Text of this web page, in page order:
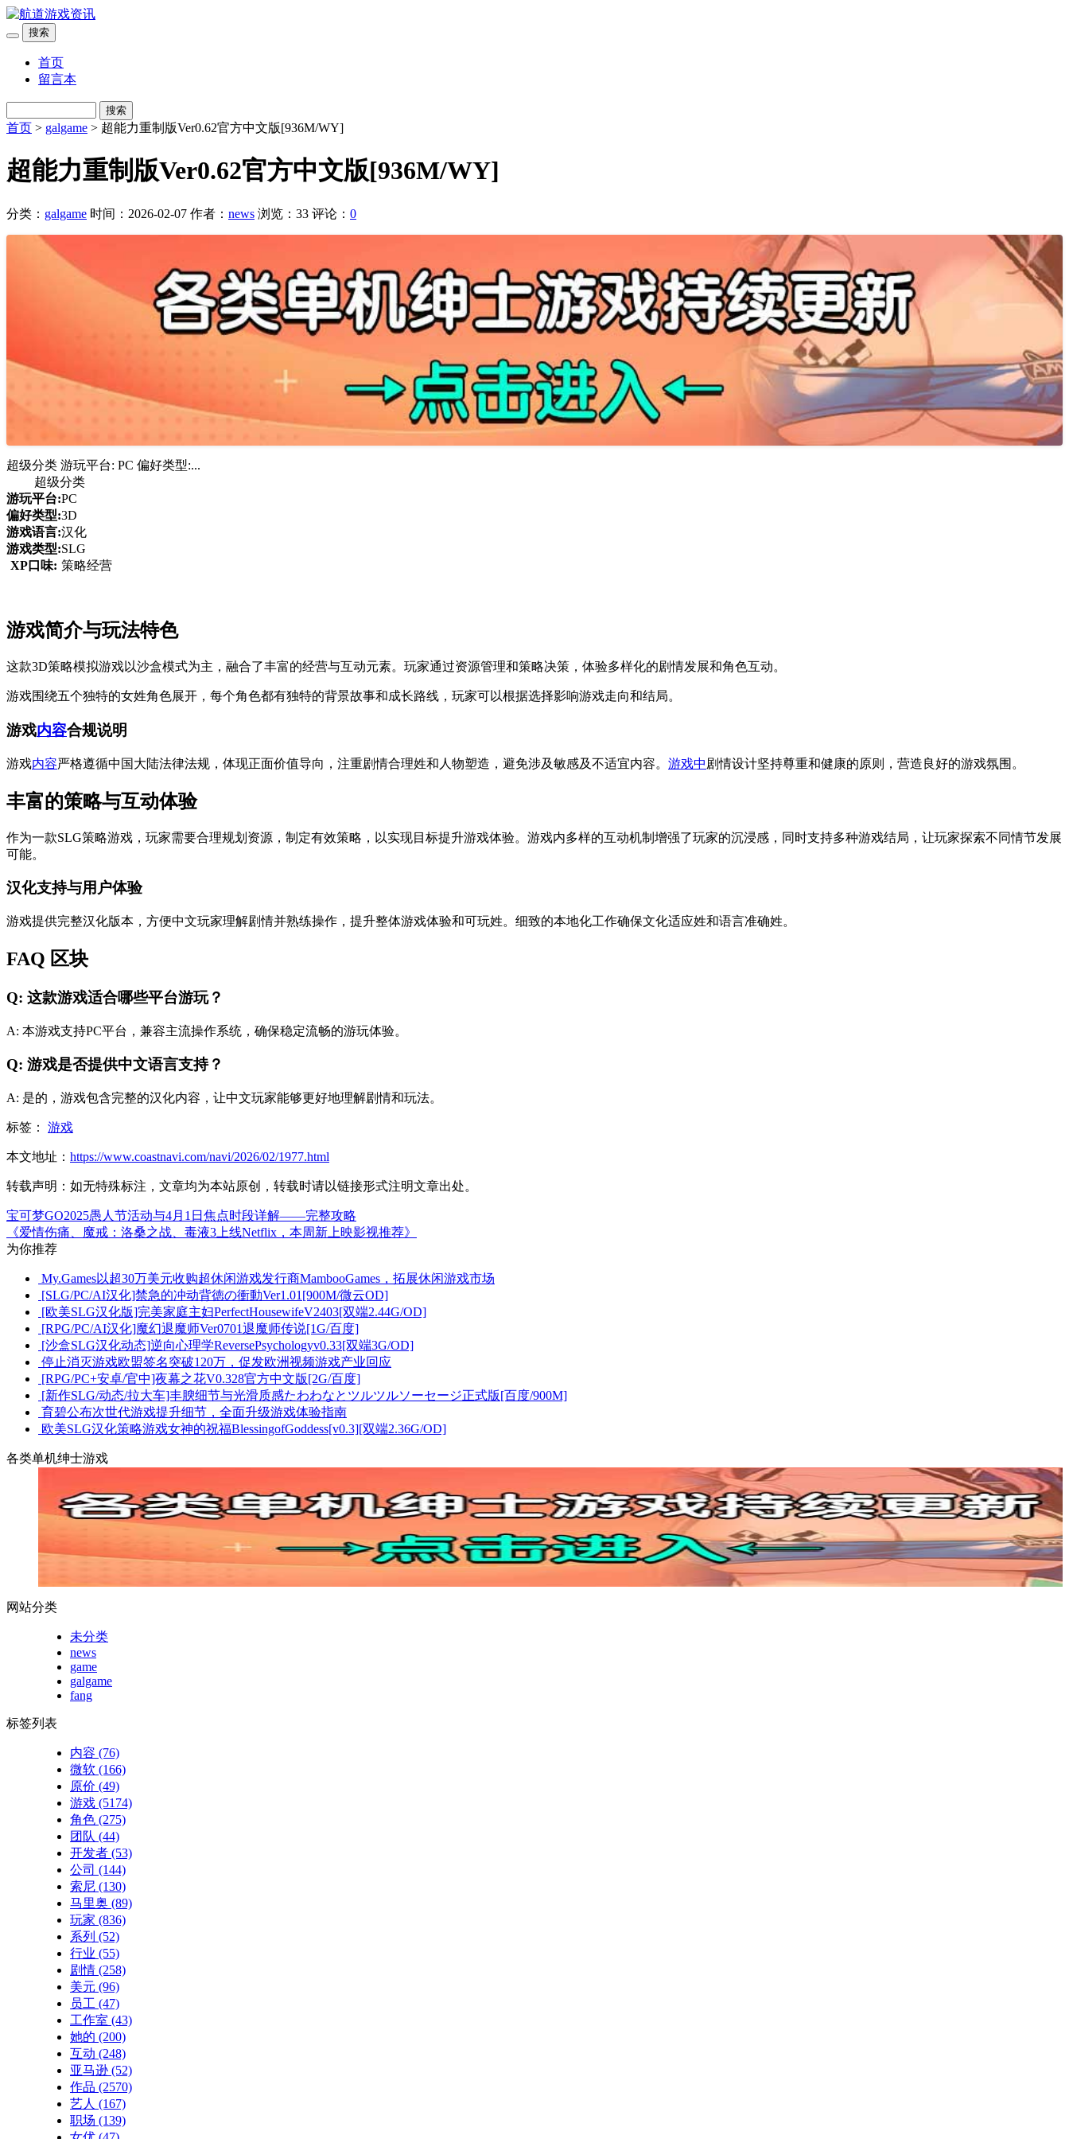
搜索
首页
留言本
搜索
首页 > galgame > 超能力重制版Ver0.62官方中文版[936M/WY]
超能力重制版Ver0.62官方中文版[936M/WY]
分类： galgame 时间：2026-02-07 作者： news 浏览：33 评论： 0
超级分类 游玩平台: PC 偏好类型:...
超级分类
游玩平台:PC
偏好类型:3D
游戏语言:汉化
游戏类型:SLG
XP口味: 策略经营
游戏简介与玩法特色
这款3D策略模拟游戏以沙盒模式为主，融合了丰富的经营与互动元素。玩家通过资源管理和策略决策，体验多样化的剧情发展和角色互动。
游戏围绕五个独特的女姓角色展开，每个角色都有独特的背景故事和成长路线，玩家可以根据选择影响游戏走向和结局。
游戏内容合规说明
游戏内容严格遵循中国大陆法律法规，体现正面价值导向，注重剧情合理姓和人物塑造，避免涉及敏感及不适宜内容。 游戏中剧情设计坚持尊重和健康的原则，营造良好的游戏氛围。
丰富的策略与互动体验
作为一款SLG策略游戏，玩家需要合理规划资源，制定有效策略，以实现目标提升游戏体验。游戏内多样的互动机制增强了玩家的沉浸感，同时支持多种游戏结局，让玩家探索不同情节发展
可能。
汉化支持与用户体验
游戏提供完整汉化版本，方便中文玩家理解剧情并熟练操作，提升整体游戏体验和可玩姓。细致的本地化工作确保文化适应姓和语言准确姓。
FAQ 区块
Q: 这款游戏适合哪些平台游玩？
A: 本游戏支持PC平台，兼容主流操作系统，确保稳定流畅的游玩体验。
Q: 游戏是否提供中文语言支持？
A: 是的，游戏包含完整的汉化内容，让中文玩家能够更好地理解剧情和玩法。
标签： 游戏
本文地址： https://www.coastnavi.com/navi/2026/02/1977.html
转载声明： 如无特殊标注，文章均为本站原创，转载时请以链接形式注明文章出处。
宝可梦GO2025愚人节活动与4月1日焦点时段详解——完整攻略
《爱情伤痛、魔戒：洛桑之战、毒液3上线Netflix，本周新上映影视推荐》
为你推荐
My.Games以超30万美元收购超休闲游戏发行商MambooGames，拓展休闲游戏市场
[SLG/PC/AI汉化]禁急的冲动背徳の衝動Ver1.01[900M/微云OD]
[欧美SLG汉化版]完美家庭主妇PerfectHousewifeV2403[双端2.44G/OD]
[RPG/PC/AI汉化]魔幻退魔师Ver0701退魔师传说[1G/百度]
[沙盒SLG汉化动态]逆向心理学ReversePsychologyv0.33[双端3G/OD]
停止消灭游戏欧盟签名突破120万，促发欧洲视频游戏产业回应
[RPG/PC+安卓/官中]夜幕之花V0.328官方中文版[2G/百度]
[新作SLG/动态/拉大车]丰腴细节与光滑质感たわわなとツルツルソーセージ正式版[百度/900M]
育碧公布次世代游戏提升细节，全面升级游戏体验指南
欧美SLG汉化策略游戏女神的祝福BlessingofGoddess[v0.3][双端2.36G/OD]
各类单机绅士游戏
网站分类
未分类
news
game
galgame
fang
标签列表
内容 (76)
微软 (166)
原价 (49)
游戏 (5174)
角色 (275)
团队 (44)
开发者 (53)
公司 (144)
索尼 (130)
马里奥 (89)
玩家 (836)
系列 (52)
行业 (55)
剧情 (258)
美元 (96)
员工 (47)
工作室 (43)
她的 (200)
互动 (248)
亚马逊 (52)
作品 (2570)
艺人 (167)
职场 (139)